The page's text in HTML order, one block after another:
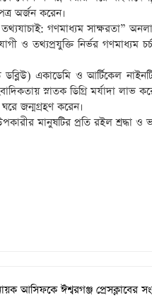
অর্জন করেন।
গণমাধ্যম সাক্ষরতা”
নির্ভর গণমাধ্যম
একাডেমি ও আর্টিকেল
স্নাতক ডিগ্রি মর্যাদা লাভ
জন্মগ্রহণ করেন।
মানুষটির প্রতি রইল শ্রদ্ধা ও
আসিফকে ঈশ্বরগঞ্জ প্রেসক্লাবের